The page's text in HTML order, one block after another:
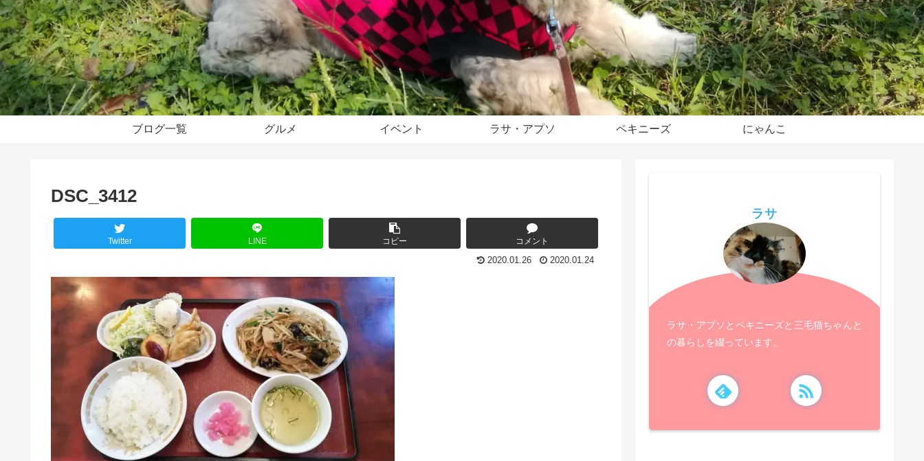
ブログ一覧 グルメ イベント ラサ・アプソ ペキニーズ にゃんこ
DSC_3412
Twitter LINE コピー コメント
2020.01.26 2020.01.24
ラサ
ラサ・アプソとペキニーズと三毛猫ちゃんと
の暮らしを綴っています。